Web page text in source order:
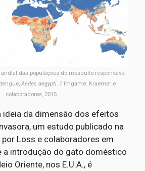
das populações do mosquito responsável
Aedes aegypti. / Imgame: Kraemer e
colaboradores, 2015.
ideia da dimensão dos efeitos
um estudo publicado na
por Loss e colaboradores em
a introdução do gato doméstico
Oriente, nos E.U.A., é